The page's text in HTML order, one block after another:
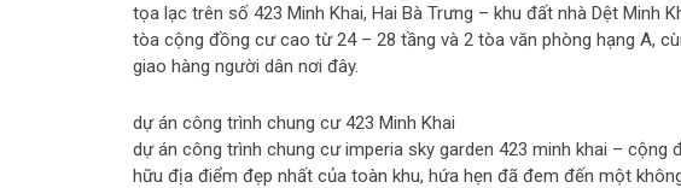
tọa lạc trên số 423 Minh Khai, Hai Bà Trưng – khu đất nhà Dệt Minh
tòa cộng đồng cư cao từ 24 – 28 tầng và 2 tòa văn phòng hạng A,
giao hàng người dân nơi đây.
dự án công trình chung cư 423 Minh Khai
dự án công trình chung cư imperia sky garden 423 minh khai – cộng
hữu địa điểm đẹp nhất của toàn khu, hứa hẹn đã đem đến một